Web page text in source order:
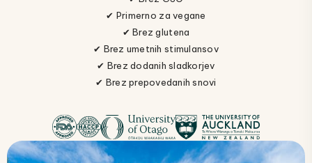
✔ Primerno za vegane
✔ Brez glutena
✔ Brez umetnih stimulansov
✔ Brez dodanih sladkorjev
✔ Brez prepovedanih snovi